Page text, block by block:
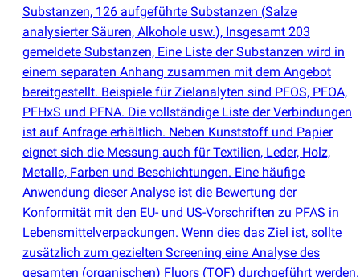
Substanzen, 126 aufgeführte Substanzen (Salze
analysierter Säuren, Alkohole usw.), Insgesamt 203
gemeldete Substanzen, Eine Liste der Substanzen wird in
einem separaten Anhang zusammen mit dem Angebot
bereitgestellt. Beispiele für Zielanalyten sind PFOS, PFOA,
PFHxS und PFNA. Die vollständige Liste der Verbindungen
ist auf Anfrage erhältlich. Neben Kunststoff und Papier
eignet sich die Messung auch für Textilien, Leder, Holz,
Metalle, Farben und Beschichtungen. Eine häufige
Anwendung dieser Analyse ist die Bewertung der
Konformität mit den EU- und US-Vorschriften zu PFAS in
Lebensmittelverpackungen. Wenn dies das Ziel ist, sollte
zusätzlich zum gezielten Screening eine Analyse des
gesamten (organischen) Fluors (TOF) durchgeführt werden.